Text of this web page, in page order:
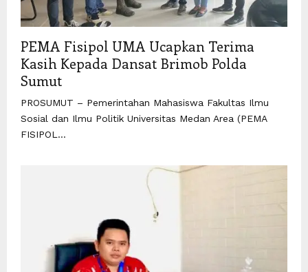
PEMA Fisipol UMA Ucapkan Terima
Kasih Kepada Dansat Brimob Polda
Sumut
PROSUMUT – Pemerintahan Mahasiswa Fakultas Ilmu
Sosial dan Ilmu Politik Universitas Medan Area (PEMA
FISIPOL...